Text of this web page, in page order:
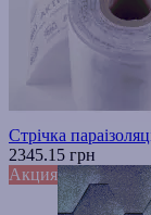
Стрічка
2345.15 грн
Акция